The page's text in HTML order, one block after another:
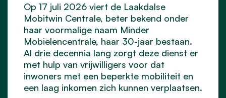
Op 17 juli 2026 viert de Laakdalse
Mobitwin Centrale, beter bekend onder
haar voormalige naam Minder
Mobielencentrale, haar 30-jaar bestaan.
Al drie decennia lang zorgt deze dienst er
met hulp van vrijwilligers voor dat
inwoners met een beperkte mobiliteit en
een laag inkomen zich kunnen verplaatsen.